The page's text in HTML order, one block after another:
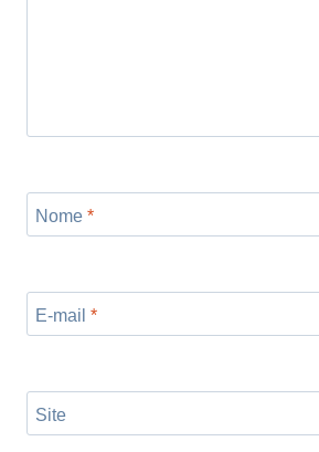
Nome *
E-mail *
Site